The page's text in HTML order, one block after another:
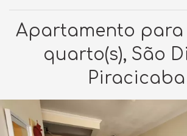
Apartamento para
quarto(s), São
Piracicaba